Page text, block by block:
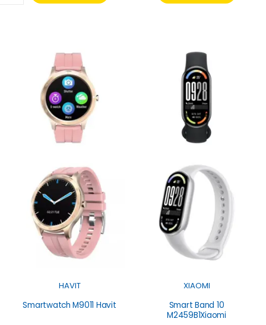
HAVIT
Smartwatch M9011 Havit
XIAOMI
Smart Band 10
M2459B1Xiaomi